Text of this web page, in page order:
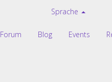
Sprache
Forum Blog Events